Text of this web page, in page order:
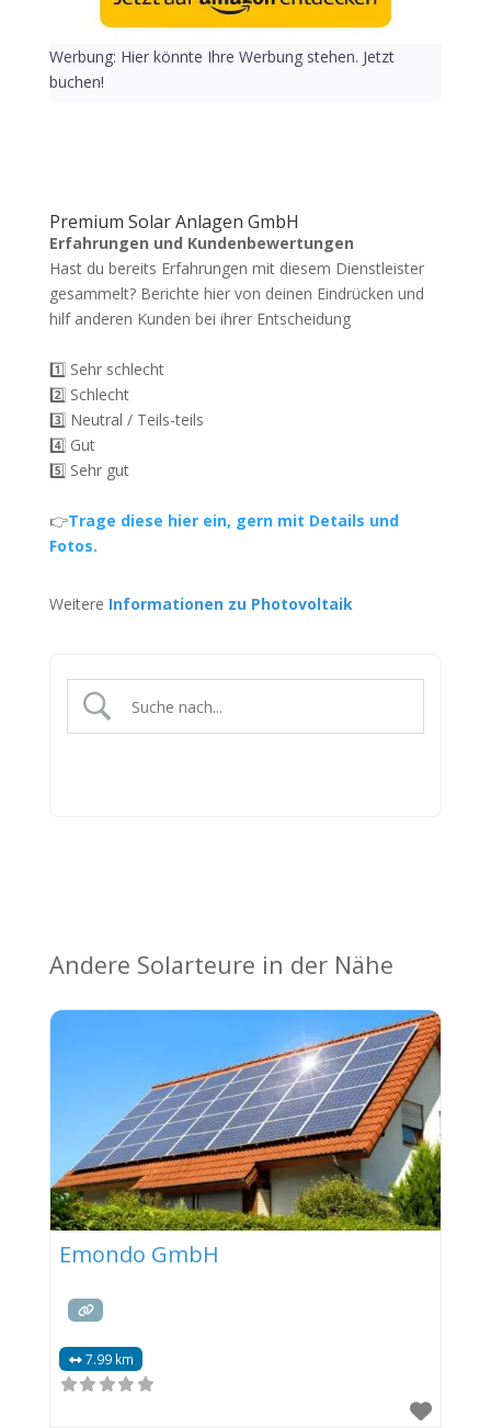
Werbung: Hier könnte Ihre Werbung stehen. Jetzt
buchen!
Premium Solar Anlagen GmbH
Erfahrungen und Kundenbewertungen
Hast du bereits Erfahrungen mit diesem Dienstleister
gesammelt? Berichte hier von deinen Eindrücken und
hilf anderen Kunden bei ihrer Entscheidung
1️⃣ Sehr schlecht
2️⃣ Schlecht
3️⃣ Neutral / Teils-teils
4️⃣ Gut
5️⃣ Sehr gut
👉Trage diese hier ein, gern mit Details und
Fotos.
Weitere Informationen zu Photovoltaik
Andere Solarteure in der Nähe
Emondo GmbH
7.99 km